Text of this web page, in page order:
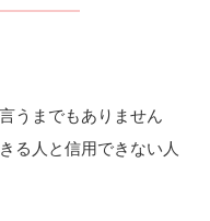
うまでもありません
る人と信用できない人